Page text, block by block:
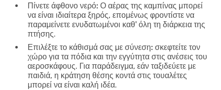
Πίνετε άφθονο νερό: Ο αέρας της καμπίνας μπορεί
να είναι ιδιαίτερα ξηρός, επομένως φροντίστε να
παραμείνετε ενυδατωμένοι καθ' όλη τη διάρκεια της
πτήσης.
Επιλέξτε το κάθισμά σας με σύνεση: σκεφτείτε τον
χώρο για τα πόδια και την εγγύτητα στις ανέσεις του
αεροσκάφους. Για παράδειγμα, εάν ταξιδεύετε με
παιδιά, η κράτηση θέσης κοντά στις τουαλέτες
μπορεί να είναι καλή ιδέα.